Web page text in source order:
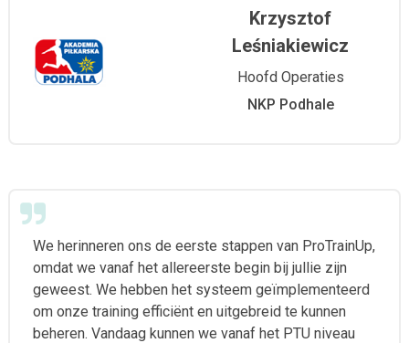
Krzysztof
Leśniakiewicz
Hoofd Operaties
NKP Podhale
We herinneren ons de eerste stappen van ProTrainUp,
omdat we vanaf het allereerste begin bij jullie zijn
geweest. We hebben het systeem geïmplementeerd
om onze training efficiënt en uitgebreid te kunnen
beheren. Vandaag kunnen we vanaf het PTU niveau